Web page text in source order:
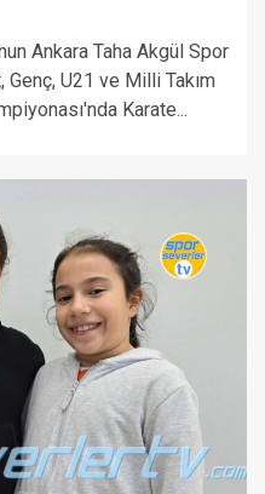
Ankara Taha Akgül Spor
U21 ve Milli Takım
Karate...